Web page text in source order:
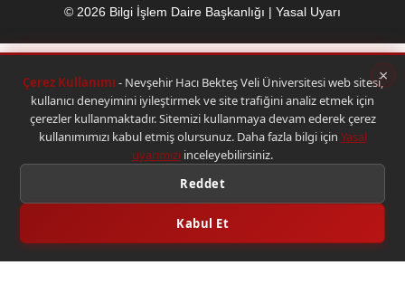
×
Çerez Kullanımı - Nevşehir Hacı Bekteş Veli Üniversitesi web sitesi,
kullanıcı deneyimini iyileştirmek ve site trafiğini analiz etmek için
çerezler kullanmaktadır. Sitemizi kullanmaya devam ederek çerez
kullanımımızı kabul etmiş olursunuz. Daha fazla bilgi için Yasal
uyarımızı inceleyebilirsiniz.
Reddet
Kabul Et
© 2026 Bilgi İşlem Daire Başkanlığı | Yasal Uyarı